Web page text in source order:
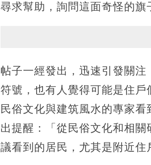
尋求幫助，詢問這面奇怪的旗
帖子一經發出，迅速引發關
符號，也有人覺得可能是住
民俗文化與建筑風水的專家
出提醒：「從民俗文化和相
議看到的居民，尤其是附近住